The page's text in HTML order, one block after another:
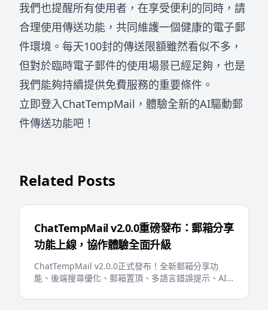
我們也提醒所有使用者，在享受便利的同時，請
合理使用傳送功能，共同維護一個健康的電子郵
件環境。每天100封的傳送限額雖然看似不多，
但對於臨時電子郵件的使用場景已經足夠，也是
我們能夠持續提供免費服務的重要條件。
立即登入ChatTempMail，體驗全新的AI驅動郵
件傳送功能吧！
Related Posts
ChatTempMail v2.0.0重磅發布：郵箱分享
功能上線，協作體驗全面升級
ChatTempMail v2.0.0正式發布！全新郵箱分享功
能、後端搜尋優化、郵箱置頂、多語言錯誤提示、AI
捷的臨時郵箱體驗